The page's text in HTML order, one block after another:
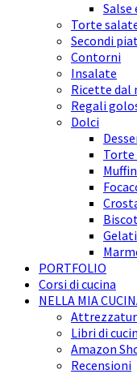
Salse
Torte
Secondi
Contorni
Insalate
Ricette dal
Regali
Dolci
Gelati
PORTFOLIO
Corsi di cucina
NELLA MIA
Libri di
Amazon
Recensioni